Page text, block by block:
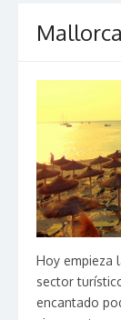
Hoy empieza
sector
encantado